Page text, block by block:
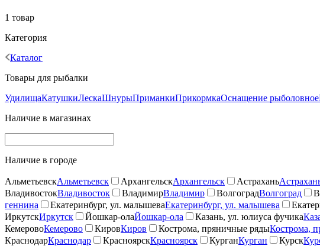
1 товар
Категория
Каталог
Товары для рыбалки
УдилищаКатушкиЛескаШнурыПриманкиПрикормкаОснащение рыболовное
Наличие в магазинах
Наличие в городе
АльметьевскАльметьевск АрхангельскАрхангельск Астрахань
ВладивостокВладивосток ВладимирВладимир ВолгоградВолгоград
геннина
Екатеринбург, ул. малышеваЕкатеринбург, ул. малышева
ИркутскИркутск Йошкар-олаЙошкар-ола Казань, ул. юлиуса фучика
КемеровоКемерово КировКиров Кострома, пряничные рядыКострома,
КраснодарКраснодар КрасноярскКрасноярск КурганКурган Курск